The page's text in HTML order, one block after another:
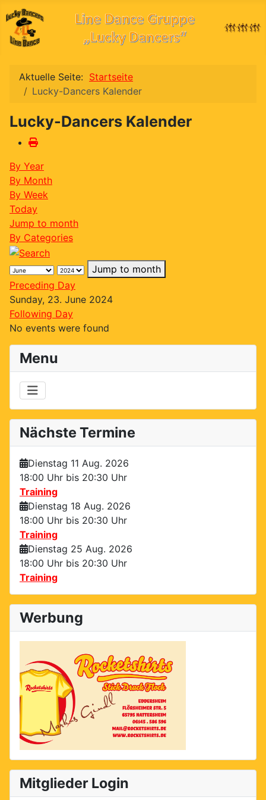
Menu
Nächste Termine
Dienstag 11 Aug. 2026
18:00 Uhr bis 20:30 Uhr
Training
Dienstag 18 Aug. 2026
18:00 Uhr bis 20:30 Uhr
Training
Dienstag 25 Aug. 2026
18:00 Uhr bis 20:30 Uhr
Training
Werbung
Mitglieder Login
Aktuelle Seite: Startseite
Lucky-Dancers Kalender
Lucky-Dancers Kalender
By Year
By Month
By Week
Today
Jump to month
By Categories
Jump to month
Preceding Day
Sunday, 23. June 2024
Following Day
No events were found